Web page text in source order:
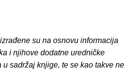
su na osnovu informacija
i njihove dodatne uredničke
sadržaj knjige, te se kao takve ne